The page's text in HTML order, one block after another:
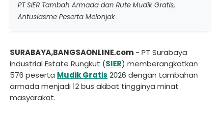
PT SIER Tambah Armada dan Rute Mudik Gratis,
Antusiasme Peserta Melonjak
SURABAYA,BANGSAONLINE.com - PT Surabaya
Industrial Estate Rungkut (SIER) memberangkatkan
576 peserta Mudik Gratis 2026 dengan tambahan
armada menjadi 12 bus akibat tingginya minat
masyarakat.